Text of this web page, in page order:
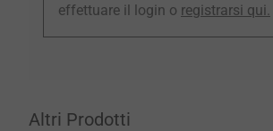
effettuare il login o registrarsi qui.
Altri Prodotti